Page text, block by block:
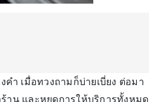
ำ เมื่อทวงถามก็บ่ายเบี่ยง ต่อมา
าน และหยุดการให้บริการทั้งหมด